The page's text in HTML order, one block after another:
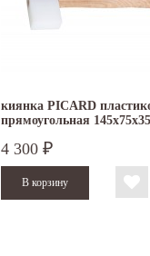
киянка PICARD
прямоугольная
4 300 ₽